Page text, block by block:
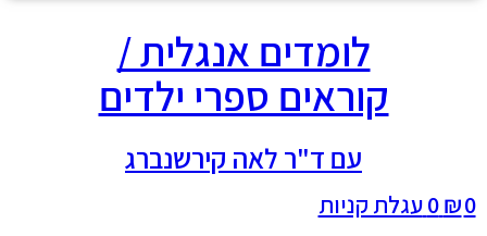
לומדים אנגלית /
קוראים ספרי ילדים
עם ד"ר לאה קירשנברג
₪0
0עגלת קניות